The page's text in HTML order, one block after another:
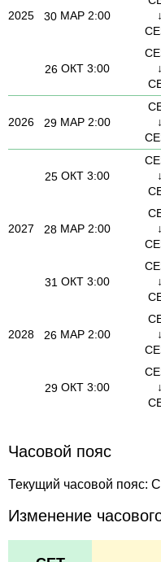
2025 30 МАР 2:00
↓
26 ОКТ 3:00
↓
2026 29 МАР 2:00
↓
25 ОКТ 3:00
↓
2027 28 МАР 2:00
↓
31 ОКТ 3:00
↓
2028 26 МАР 2:00
↓
29 ОКТ 3:00
↓
Часовой пояс
Текущий часовой пояс:
Изменение